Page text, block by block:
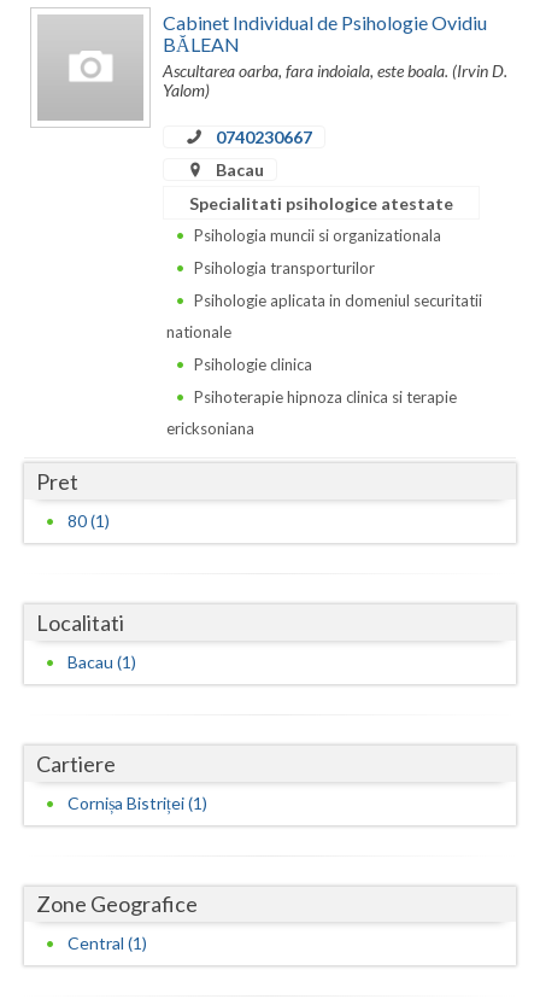
Constanta
Harghita
Hunedoara
Iasi
Mehedinti
Mures
Olt
Prahova
Cabinet Individual de Psihologie Ovidiu
BĂLEAN
Ascultarea oarba, fara indoiala, este boala. (Irvin D.
Yalom)
0740230667
Bacau
Specialitati psihologice atestate
Psihologia muncii si organizationala
Psihologia transporturilor
Psihologie aplicata in domeniul securitatii
nationale
Psihologie clinica
Psihoterapie hipnoza clinica si terapie
ericksoniana
Pret
80 (1)
Localitati
Bacau (1)
Cartiere
Cornișa Bistriței (1)
Zone Geografice
Central (1)